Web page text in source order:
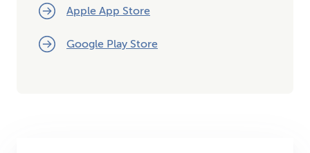
Apple App Store
Google Play Store